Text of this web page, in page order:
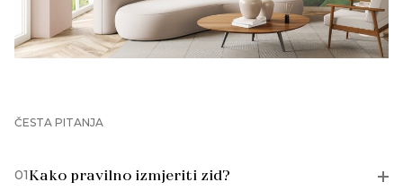
ČESTA PITANJA
01Kako pravilno izmjeriti zid?